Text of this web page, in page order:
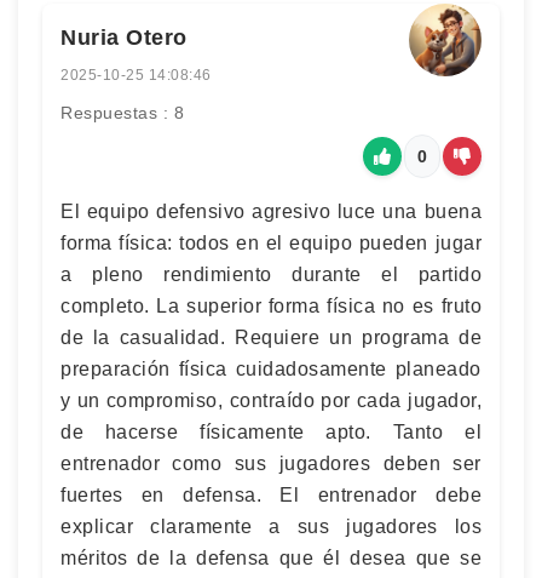
Nuria Otero
2025-10-25 14:08:46
Respuestas : 8
0
El equipo defensivo agresivo luce una buena
forma física: todos en el equipo pueden jugar
a pleno rendimiento durante el partido
completo. La superior forma física no es fruto
de la casualidad. Requiere un programa de
preparación física cuidadosamente planeado
y un compromiso, contraído por cada jugador,
de hacerse físicamente apto. Tanto el
entrenador como sus jugadores deben ser
fuertes en defensa. El entrenador debe
explicar claramente a sus jugadores los
méritos de la defensa que él desea que se